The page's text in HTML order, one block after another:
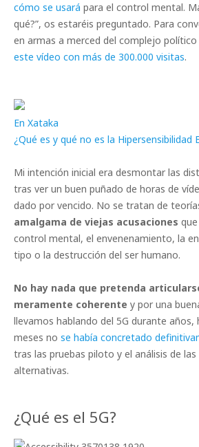
cómo se usará para el control mental.
qué?”, os estaréis preguntado. Para
en armas a merced del complejo
este vídeo con más de 300.000 visitas.
En Xataka
¿Qué es y qué no es la Hipersensibilidad
Mi intención inicial era desmontar las
tras ver un buen puñado de horas de
dado por vencido. No se tratan de
amalgama de viejas acusaciones
control mental, el envenenamiento, la
tipo o la destrucción del ser humano.
No hay nada que pretenda
meramente coherente y por una
llevamos hablando del 5G durante años,
meses no se había concretado
tras las pruebas piloto y el análisis de
alternativas.
¿Qué es el 5G?